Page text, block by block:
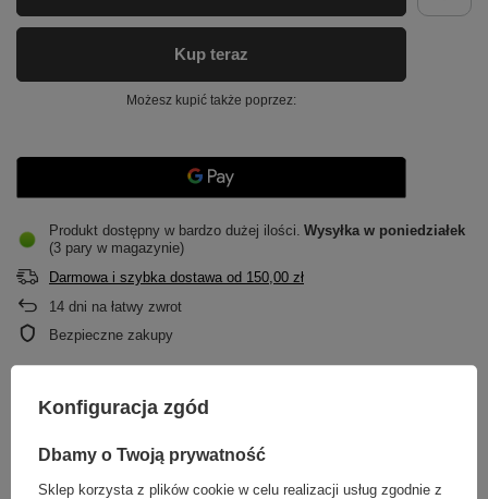
Kup teraz
Możesz kupić także poprzez:
Produkt dostępny w bardzo dużej ilości Wysyłka w poniedziałek
(3 pary w magazynie)
Darmowa i szybka dostawa od 150,00 zł
14 dni na łatwy zwrot
Bezpieczne zakupy
OPIS
GŁÓWNE PARAMETRY
Konfiguracja zgód
Dbamy o Twoją prywatność
Sklep korzysta z plików cookie w celu realizacji usług zgodnie z